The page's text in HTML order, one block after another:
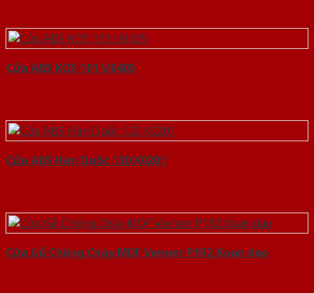
Cửa ABS KOS 101 U6405
Cửa ABS Hàn Quốc 120 K0201
Cửa Gỗ Chống Cháy MDF Veneer P1R2 Xoan dao